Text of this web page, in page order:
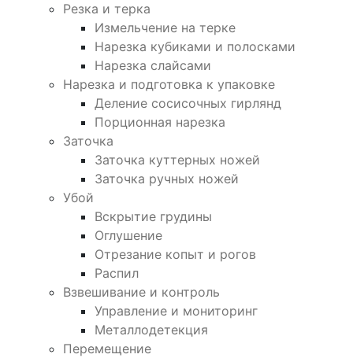
Резка и терка
Измельчение на терке
Нарезка кубиками и полосками
Нарезка слайсами
Нарезка и подготовка к упаковке
Деление сосисочных гирлянд
Порционная нарезка
Заточка
Заточка куттерных ножей
Заточка ручных ножей
Убой
Вскрытие грудины
Оглушение
Отрезание копыт и рогов
Распил
Взвешивание и контроль
Управление и мониторинг
Металлодетекция
Перемещение